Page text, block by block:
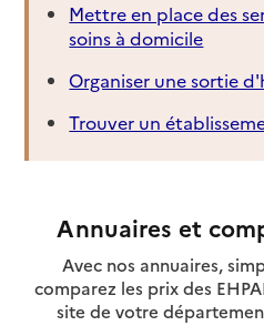
Mettre en place des
soins à domicile
Organiser une sortie
Trouver un
Annuaires et
Avec nos annuaires,
comparez les prix des
site de votre